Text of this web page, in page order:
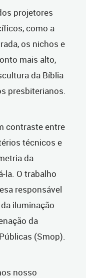
projetores
como a
os nichos e
mais alto,
da Bíblia
presbiterianos.
contraste entre
técnicos e
da
la. O trabalho
responsável
iluminação
da
(Smop).
nosso